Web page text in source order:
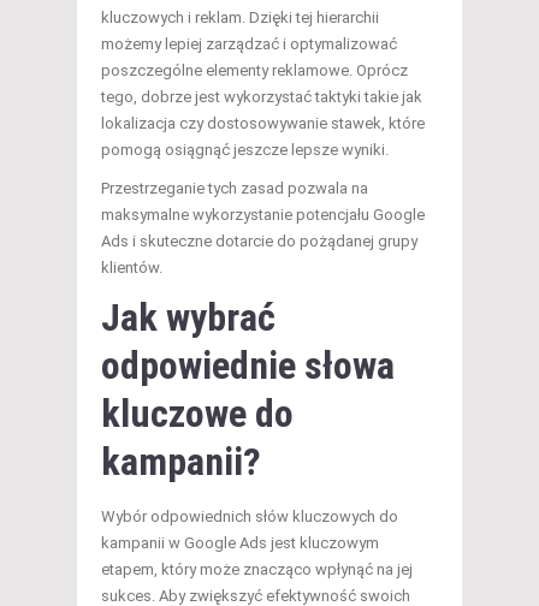
kluczowych i reklam. Dzięki tej hierarchii
możemy lepiej zarządzać i optymalizować
poszczególne elementy reklamowe. Oprócz
tego, dobrze jest wykorzystać taktyki takie jak
lokalizacja czy dostosowywanie stawek, które
pomogą osiągnąć jeszcze lepsze wyniki.
Przestrzeganie tych zasad pozwala na
maksymalne wykorzystanie potencjału Google
Ads i skuteczne dotarcie do pożądanej grupy
klientów.
Jak wybrać
odpowiednie słowa
kluczowe do
kampanii?
Wybór odpowiednich słów kluczowych do
kampanii w Google Ads jest kluczowym
etapem, który może znacząco wpłynąć na jej
sukces. Aby zwiększyć efektywność swoich